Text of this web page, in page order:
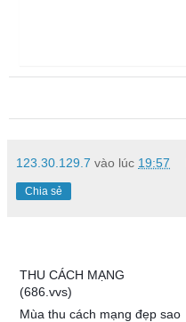
123.30.129.7 vào lúc 19:57
Chia sẻ
THU CÁCH MẠNG
(686.vvs)
Mùa thu cách mạng đẹp sao